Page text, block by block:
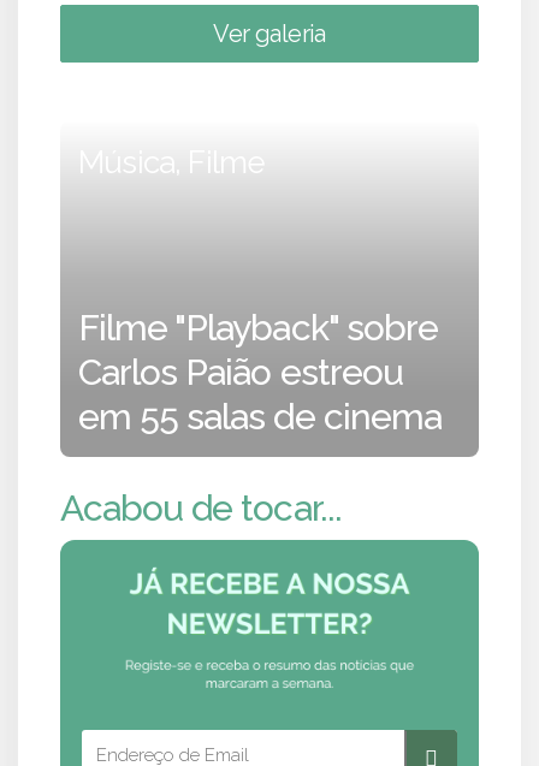
Ver galeria
Música, Filme
Filme "Playback" sobre
Carlos Paião estreou
em 55 salas de cinema
Acabou de tocar...